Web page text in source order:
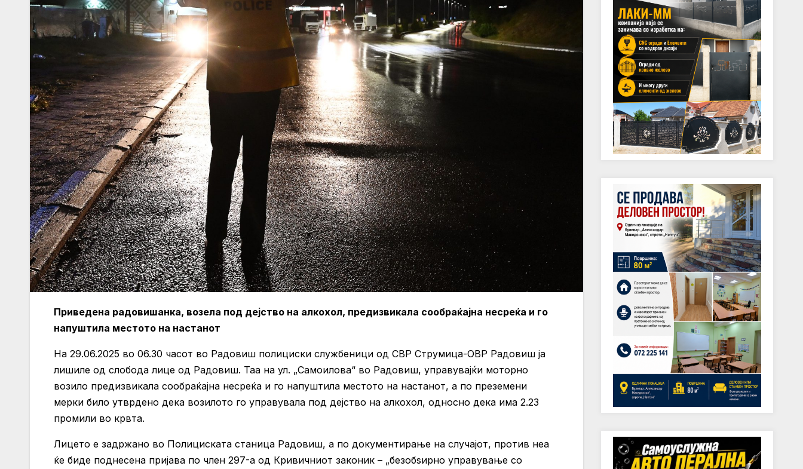
Приведена радовишанка, возела под дејство на алкохол, предизвикала сообраќајна несреќа и го
напуштила местото на настанот
На 29.06.2025 во 06.30 часот во Радовиш полициски службеници од СВР Струмица-ОВР Радовиш ја
лишиле од слобода лице од Радовиш. Taa на ул. „Самоилова“ во Радовиш, управувајќи моторно
возило предизвикала сообраќајна несреќа и го напуштила местото на настанот, а по преземени
мерки било утврдено дека возилото го управувала под дејство на алкохол, односно дека има 2.23
промили во крвта.
Лицето е задржано во Полициската станица Радовиш, а по документирање на случајот, против неа
ќе биде поднесена пријава по член 297-а од Кривичниот законик – „безобѕирно управување со